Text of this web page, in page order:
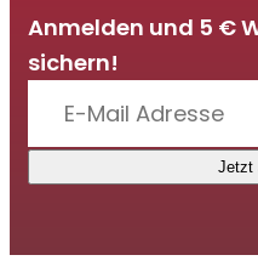
Anmelden und 5 €
sichern!
Jetzt